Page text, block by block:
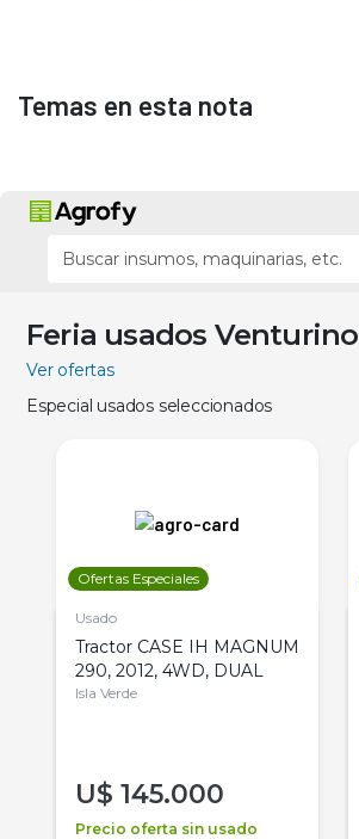
Temas en esta nota
Feria usados Venturino
Ver ofertas
Especial usados seleccionados
Ofertas Especiales
Usado
Tractor CASE IH MAGNUM
290, 2012, 4WD, DUAL
Isla Verde
U$ 145.000
Precio oferta sin usado